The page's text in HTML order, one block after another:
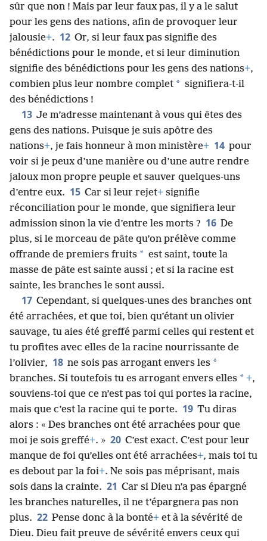
sûr que non ! Mais par leur faux pas, il y a le salut
pour les gens des nations, afin de provoquer leur
jalousie+. 12 Or, si leur faux pas signifie des
bénédictions pour le monde, et si leur diminution
signifie des bénédictions pour les gens des nations+,
combien plus leur nombre complet * signifiera-t-il
des bénédictions !
13 Je m’adresse maintenant à vous qui êtes des
gens des nations. Puisque je suis apôtre des
nations+, je fais honneur à mon ministère+ 14 pour
voir si je peux d’une manière ou d’une autre rendre
jaloux mon propre peuple et sauver quelques-uns
d’entre eux. 15 Car si leur rejet+ signifie
réconciliation pour le monde, que signifiera leur
admission sinon la vie d’entre les morts ? 16 De
plus, si le morceau de pâte qu’on prélève comme
offrande de premiers fruits * est saint, toute la
masse de pâte est sainte aussi ; et si la racine est
sainte, les branches le sont aussi.
17 Cependant, si quelques-unes des branches ont
été arrachées, et que toi, bien qu’étant un olivier
sauvage, tu aies été greffé parmi celles qui restent et
tu profites avec elles de la racine nourrissante de
l’olivier, 18 ne sois pas arrogant envers les *
branches. Si toutefois tu es arrogant envers elles * +,
souviens-toi que ce n’est pas toi qui portes la racine,
mais que c’est la racine qui te porte. 19 Tu diras
alors : « Des branches ont été arrachées pour que
moi je sois greffé+. » 20 C’est exact. C’est pour leur
manque de foi qu’elles ont été arrachées+, mais toi tu
es debout par la foi+. Ne sois pas méprisant, mais
sois dans la crainte. 21 Car si Dieu n’a pas épargné
les branches naturelles, il ne t’épargnera pas non
plus. 22 Pense donc à la bonté+ et à la sévérité de
Dieu. Dieu fait preuve de sévérité envers ceux qui